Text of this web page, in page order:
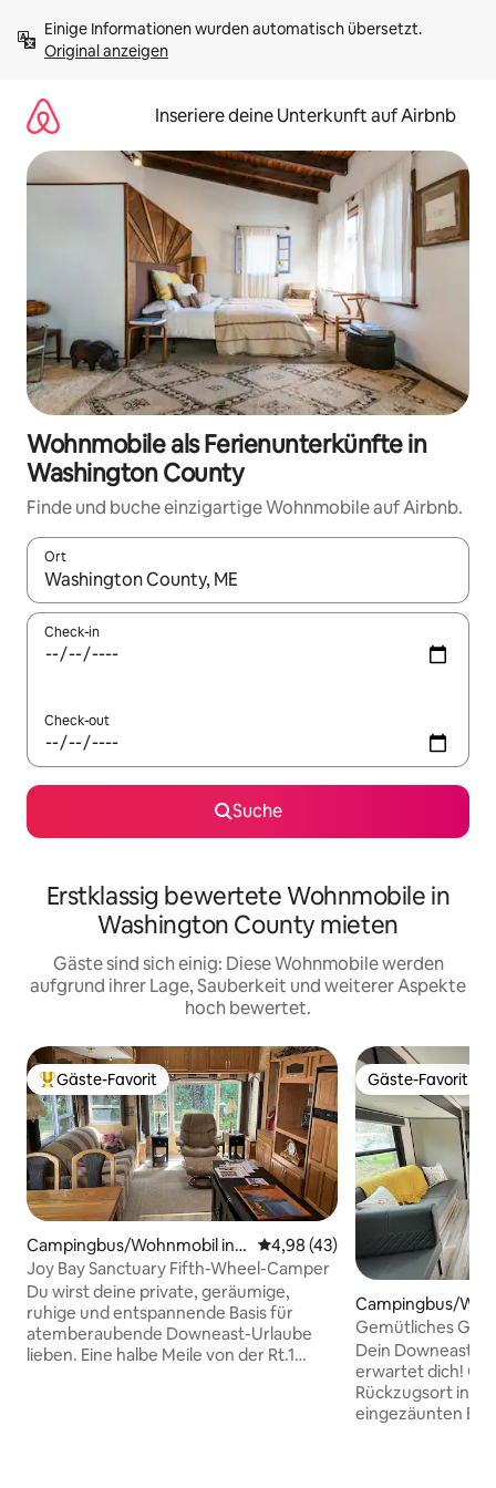
Inhalten
springenOriginal anzeigen
Inseriere deine Unterkunft auf Airbnb
Wohnmobile als Ferienunterkünfte in
Washington County
Finde und buche einzigartige Wohnmobile auf Airbnb.
Ort
Wenn Ergebnisse verfügbar sind, navigiere mit den
Check-in
Check-out
Suche
Erstklassig bewertete Wohnmobile in
Washington County mieten
Gäste sind sich einig: Diese Wohnmobile werden
aufgrund ihrer Lage, Sauberkeit und weiterer Aspekte
hoch bewertet.
Beliebter Gäste-Favorit.
Gäste-Favorit
Campingbus/Wohnmobil in S
teuben
Durchschnittliche Bewertung:
4,98 (43)
Joy Bay Sanctuary Fifth-Wheel-Camper
Du wirst deine private, geräumige,
ruhige und entspannende Basis für
atemberaubende Downeast-Urlaube
lieben. Eine halbe Meile von der Rt.1
Gäste-Favorit
Gäste-Favorit
Campingbus/
teuben
Gemütliches
Acadia mit
Bewertungen
Dein Downeast
erwartet dich!
Rückzugsort in
eingezäunten